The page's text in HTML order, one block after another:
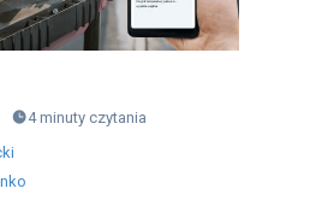
4 minuty czytania